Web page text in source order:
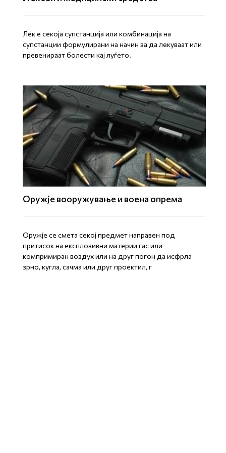
Лек е секоја супстанција или комбинација на
супстанции формулирани на начин за да лекуваат или
превенираат болести кај луѓето.
Оружје вооружување и воена опрема
Оружје се смета секој предмет направен под
притисок на експлозивни материи гас или
компримиран воздух или на друг погон да исфрла
зрно, кугла, сачма или друг проектил, г